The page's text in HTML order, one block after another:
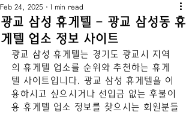
광교 삼성 휴게텔 - 광교 삼성동 휴
게텔 업소 정보 사이트
Feb 24, 2025 1 min read
광교 삼성 휴게텔는 경기도 광교시
지역
의 휴게텔 업소를 순위와 추천하는 휴게
텔 사이트입니다. 광교 삼성 휴게텔을 이
용하시고 싶으시거나 선입금 없는 후불이
용 휴게텔 업소 정보를 찾으시는 회원분들